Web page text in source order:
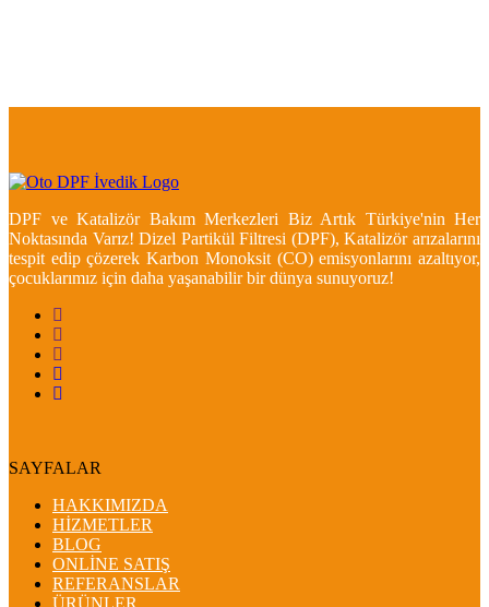
DPF ve Katalizör Bakım Merkezleri Biz Artık Türkiye'nin Her
Noktasında Varız! Dizel Partikül Filtresi (DPF), Katalizör arızalarını
tespit edip çözerek Karbon Monoksit (CO) emisyonlarını azaltıyor,
çocuklarımız için daha yaşanabilir bir dünya sunuyoruz!
SAYFALAR
HAKKIMIZDA
HİZMETLER
BLOG
ONLİNE SATIŞ
REFERANSLAR